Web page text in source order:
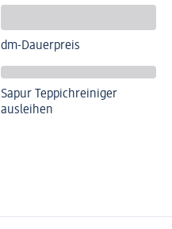
dm-Dauerpreis
Sapur Teppichreiniger
ausleihen